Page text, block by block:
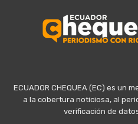
ECUADOR CHEQUEA (EC) es un
a la cobertura noticiosa, al
verificación de